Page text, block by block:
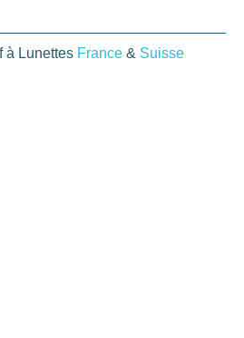
à Lunettes France & Suisse